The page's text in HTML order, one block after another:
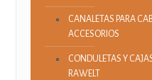
CANALETAS PARA
ACCESORIOS
CONDULETAS Y
RAWELT